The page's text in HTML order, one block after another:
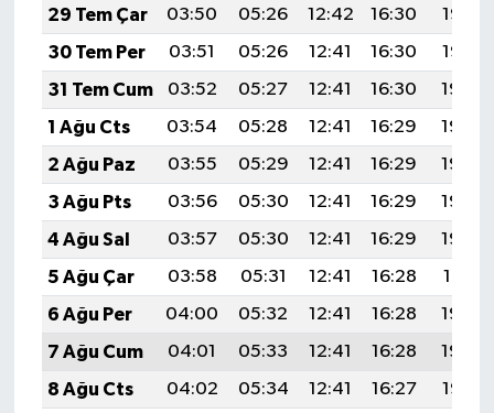
29 Tem Çar
03:50 05:26 12:42 16:30
19:47
30 Tem Per
03:51 05:26 12:41 16:30
19:47
31 Tem Cum
03:52 05:27 12:41 16:30
19:46
1 Ağu Cts
03:54 05:28 12:41 16:29
19:45
2 Ağu Paz
03:55 05:29 12:41 16:29
19:44
3 Ağu Pts
03:56 05:30 12:41 16:29
19:43
4 Ağu Sal
03:57 05:30 12:41 16:29
19:42
5 Ağu Çar
03:58 05:31 12:41 16:28
19:41
6 Ağu Per
04:00 05:32 12:41 16:28
19:40
7 Ağu Cum
04:01 05:33 12:41 16:28
19:39
8 Ağu Cts
04:02 05:34 12:41 16:27
19:38